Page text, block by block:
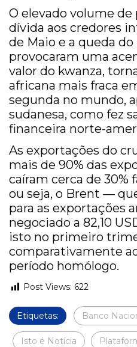
O elevado volume
dívida aos credores
de Maio e a queda
provocaram uma
valor do kwanza,
africana mais fraca
segunda no mundo,
sudanesa, como fez
financeira norte-
As exportações do
mais de 90% das
caíram cerca de 30%
ou seja, o Brent —
para as exportações
negociado a 82,10
isto no primeiro
comparativamente
período homólogo.
Post Views: 622
Etiquetas: Banco
Isto é Notícia